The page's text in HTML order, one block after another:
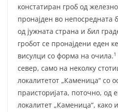
констатиран гроб од
пронајден во непос­редната
од јужната страна и бил
гробот се пронајдени еден
висулци со форма на очила.1
север, само на неколку
локалитетот „Каменица“ со
праисторијата, поточно, од
локалитет „Каменица“, како